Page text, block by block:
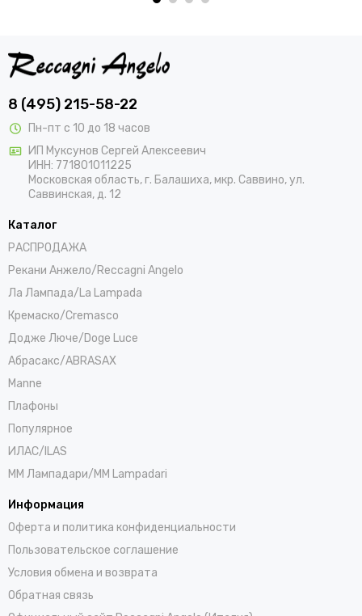
8 (495) 215-58-22
Пн-пт с 10 до 18 часов
ИП Муксунов Сергей Алексеевич
ИНН: 771801011225
Московская область, г. Балашиха, мкр. Саввино, ул.
Саввинская, д. 12
Каталог
РАСПРОДАЖА
Рекани Анжело/Reccagni Angelo
Ла Лампада/La Lampada
Кремаско/Cremasco
Додже Люче/Doge Luce
Абрасакс/ABRASAX
Manne
Плафоны
Популярное
ИЛАС/ILAS
ММ Лампадари/MM Lampadari
Информация
Оферта и политика конфиденциальности
Пользовательское соглашение
Условия обмена и возврата
Обратная связь